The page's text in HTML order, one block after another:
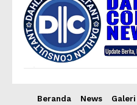
Beranda News Galeri